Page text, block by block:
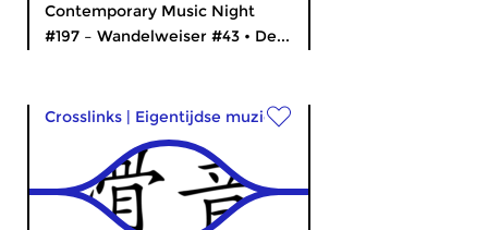
Contemporary Music Night
#197 – Wandelweiser #43 • De...
Crosslinks | Eigentijdse muziek